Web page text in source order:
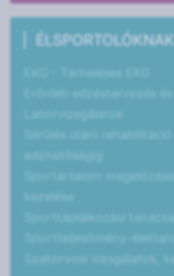
ÉLSPORTOLÓKNAK